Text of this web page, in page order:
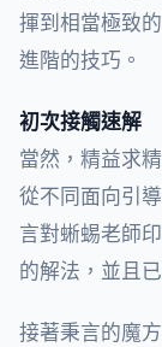
揮到相當極致
進階的技巧。
初次接觸速解
當然，精益求
從不同面向引
言對蜥蜴老師
的解法，並且
接著秉言的魔